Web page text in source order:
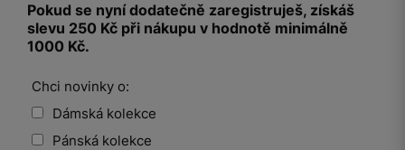
Pokud se nyní dodatečně zaregistruješ, získáš
slevu 250 Kč při nákupu v hodnotě minimálně
1000 Kč.
Chci novinky o:
Dámská kolekce
Pánská kolekce